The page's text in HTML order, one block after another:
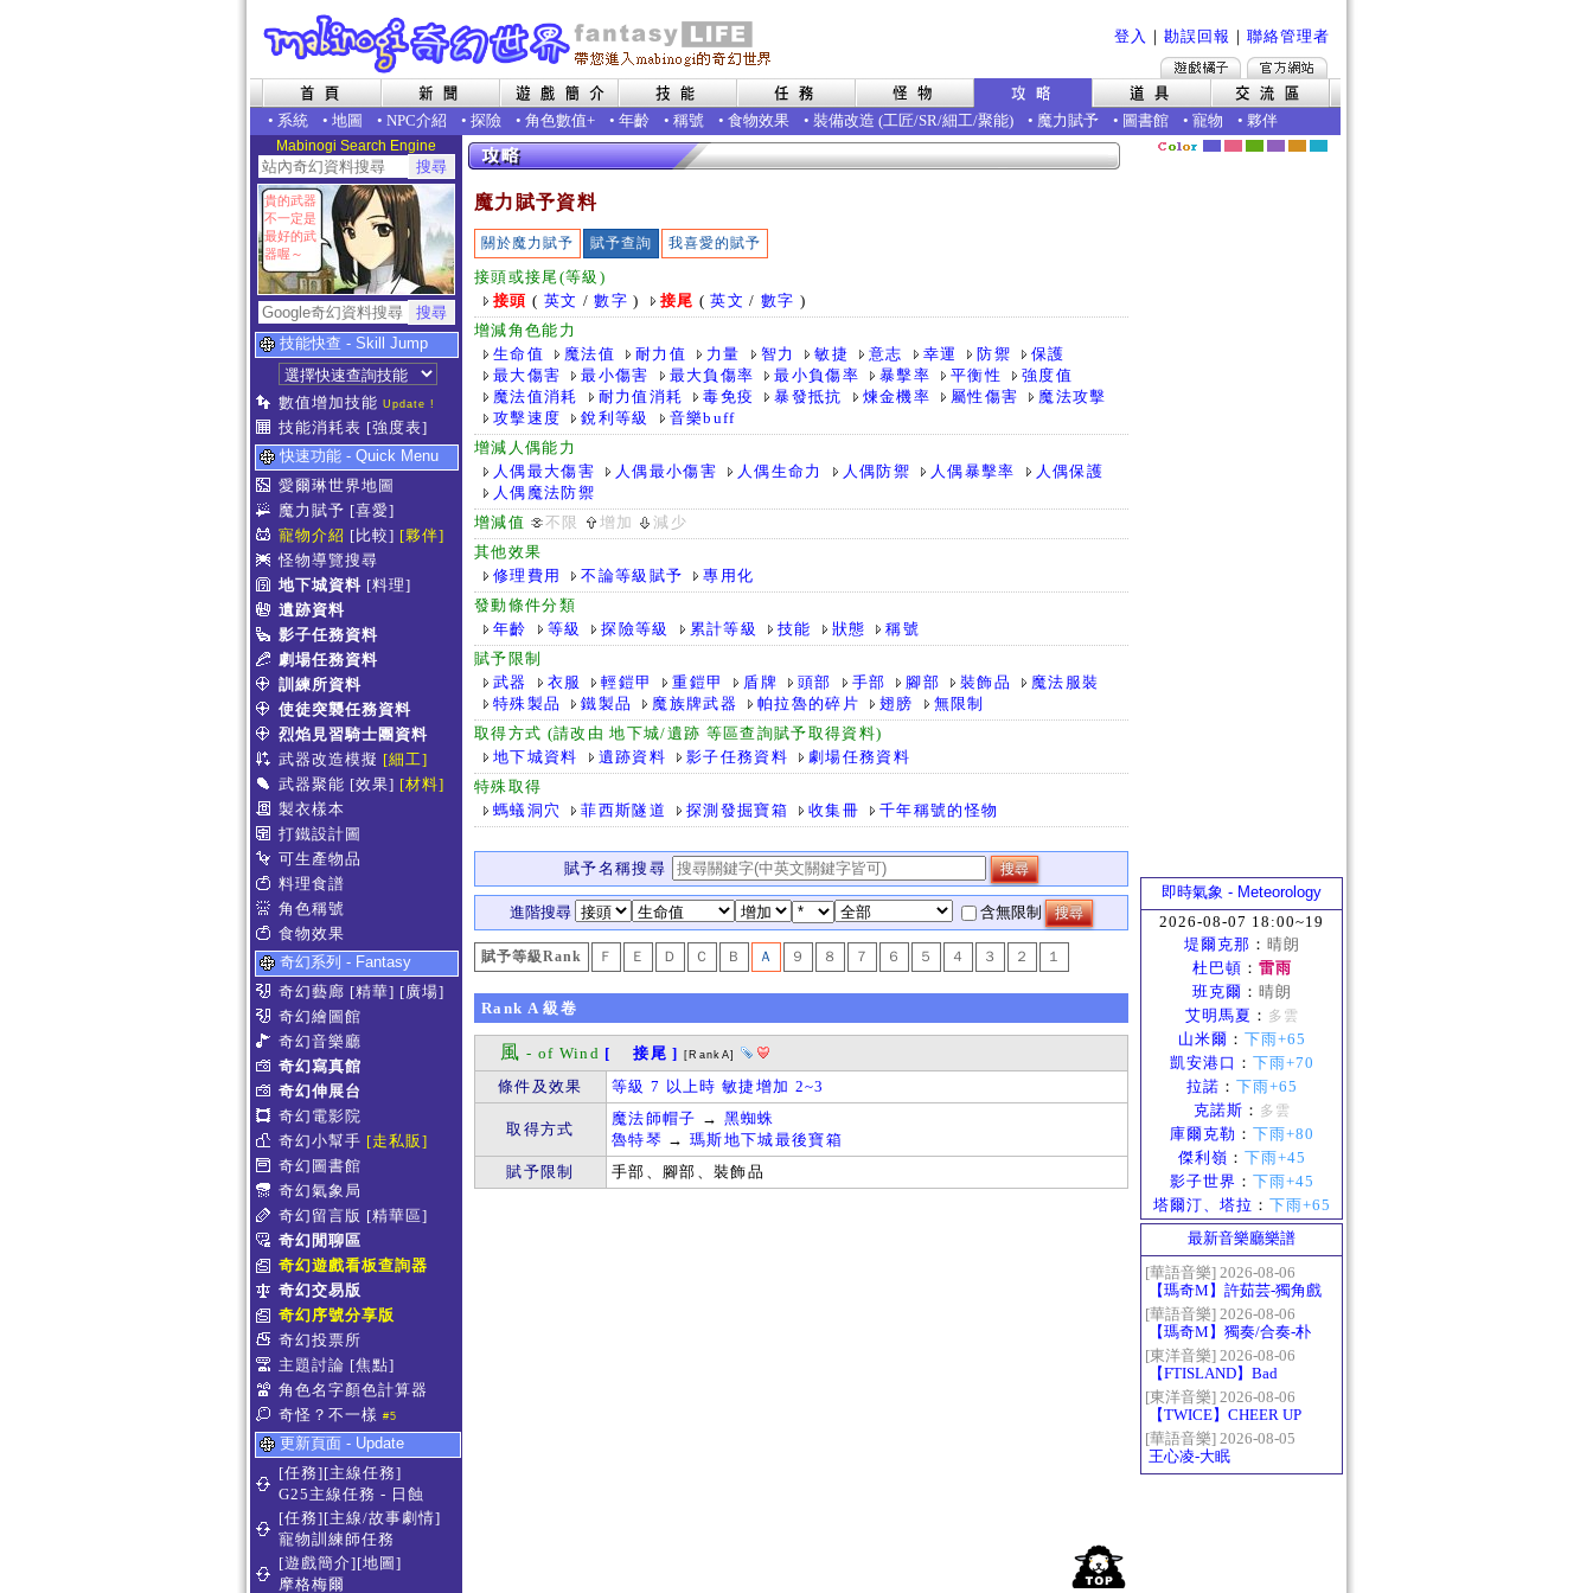
登入 ｜ 勘誤回報 ｜ 聯絡管理者
• 系統 • 地圖 • NPC介紹 • 探險 • 角色數值+ • 年齡 • 稱號 • 食物效果 • 裝備改造 (工匠/SR/細工/聚能) • 魔力賦予 • 圖書館 • 寵物 • 夥伴
Mabinogi Search Engine
貴的武器
不一定是
最好的武
器喔～
技能快查 - Skill Jump
數值增加技能 Update !
技能消耗表 [強度表]
快速功能 - Quick Menu
愛爾琳世界地圖
魔力賦予 [喜愛]
寵物介紹 [比較] [夥伴]
怪物導覽搜尋
地下城資料 [料理]
遺跡資料
影子任務資料
劇場任務資料
訓練所資料
使徒突襲任務資料
烈焰見習騎士團資料
武器改造模擬 [細工]
武器聚能 [效果] [材料]
製衣樣本
打鐵設計圖
可生產物品
料理食譜
角色稱號
食物效果
奇幻系列 - Fantasy
奇幻藝廊 [精華] [廣場]
奇幻繪圖館
奇幻音樂廳
奇幻寫真館
奇幻伸展台
奇幻電影院
奇幻小幫手 [走私販]
奇幻圖書館
奇幻氣象局
奇幻留言版 [精華區]
奇幻閒聊區
奇幻遊戲看板查詢器
奇幻交易版
奇幻序號分享版
奇幻投票所
主題討論 [焦點]
角色名字顏色計算器
奇怪？不一樣 #5
更新頁面 - Update
[任務][主線任務]
G25主線任務 - 日蝕
[任務][主線/故事劇情]
寵物訓練師任務
[遊戲簡介][地圖]
摩格梅爾
魔力賦予資料
關於魔力賦予 賦予查詢 我喜愛的賦予
接頭或接尾(等級)
接頭 ( 英文 /數字 ) 接尾 (英文 /數字 )
增減角色能力
生命值
魔法值 耐力值 力量 智力 敏捷 意志 幸運 防禦
保護
最大傷害
最小傷害 最大負傷率 最小負傷率 暴擊率 平衡性
強度值
魔法值消耗
耐力值消耗 毒免疫 暴發抵抗 煉金機率 屬性傷害
魔法攻擊
攻擊速度
銳利等級
音樂buff
增減人偶能力
人偶最大傷害
人偶最小傷害 人偶生命力 人偶防禦 人偶暴擊率
人偶保護
人偶魔法防禦
增減值
不限 增加
減少
其他效果
修理費用
不論等級賦予
專用化
發動條件分類
年齡
等級 探險等級 累計等級 技能 狀態
稱號
賦予限制
武器
衣服 輕鎧甲 重鎧甲 盾牌 頭部 手部 腳部 裝飾品
魔法服裝
特殊製品
鐵製品 魔族牌武器 帕拉魯的碎片 翅膀
無限制
取得方式 (請改由 地下城/遺跡 等區查詢賦予取得資料)
地下城資料
遺跡資料 影子任務資料
劇場任務資料
特殊取得
螞蟻洞穴
菲西斯隧道 探測發掘寶箱 收集冊 千年稱號的怪物
賦予名稱搜尋
進階搜尋 含無限制
賦予等級Rank Ｆ Ｅ Ｄ Ｃ Ｂ Ａ ９ ８ ７ ６ ５ ４ ３ ２ １
Rank A 級卷
風 - of Wind [ 接尾 ] [RankA]
條件及效果 等級 7 以上時 敏捷增加 2~3
取得方式
魔法師帽子 → 黑蜘蛛
魯特琴 → 瑪斯地下城最後寶箱
賦予限制
手部、腳部、裝飾品
即時氣象 - Meteorology
2026-08-07 18:00~19
堤爾克那 ： 晴朗
杜巴頓 ： 雷雨
班克爾 ： 晴朗
艾明馬夏 ： 多雲
山米爾 ： 下雨+65
凱安港口 ： 下雨+70
拉諾 ： 下雨+65
克諾斯 ： 多雲
庫爾克勒 ： 下雨+80
傑利嶺 ： 下雨+45
影子世界 ： 下雨+45
塔爾汀、塔拉 ： 下雨+65
最新音樂廳樂譜
[華語音樂] 2026-08-06
【瑪奇M】許茹芸-獨角戲
[華語音樂] 2026-08-06
【瑪奇M】獨奏/合奏-朴
樹-那些花兒
[東洋音樂] 2026-08-06
【FTISLAND】Bad
Woman
[東洋音樂] 2026-08-06
【TWICE】CHEER UP
[華語音樂] 2026-08-05
王心凌-大眠